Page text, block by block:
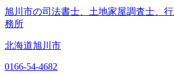
旭川市の司法書士、土地家屋調査士、
務所
北海道旭川市
0166-54-4682